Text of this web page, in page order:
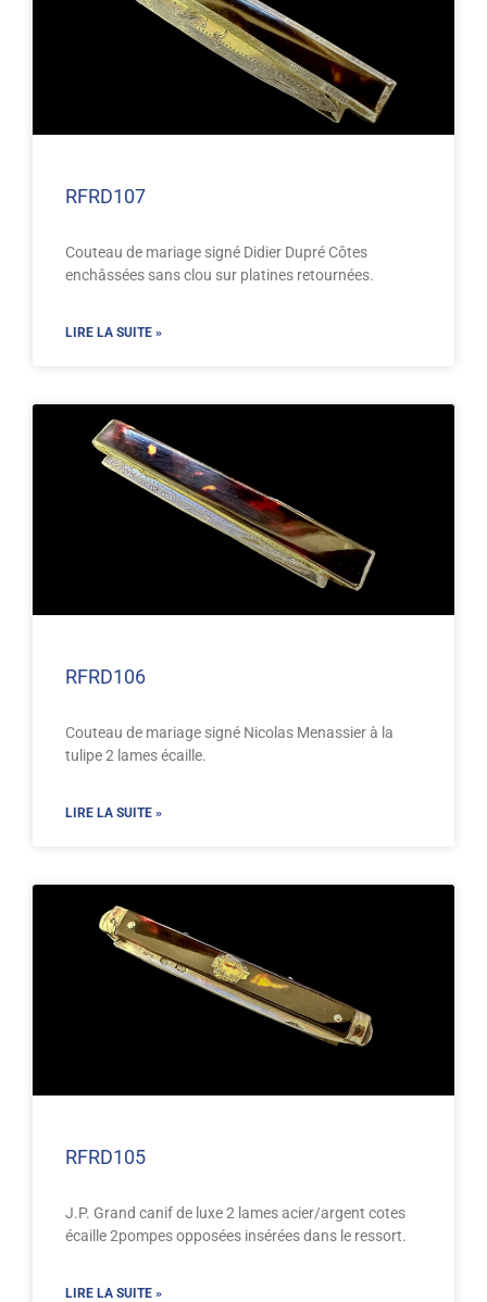
RFRD107
Couteau de mariage signé Didier Dupré Côtes
enchâssées sans clou sur platines retournées.
LIRE LA SUITE »
RFRD106
Couteau de mariage signé Nicolas Menassier à la
tulipe 2 lames écaille.
LIRE LA SUITE »
RFRD105
J.P. Grand canif de luxe 2 lames acier/argent cotes
écaille 2pompes opposées insérées dans le ressort.
LIRE LA SUITE »